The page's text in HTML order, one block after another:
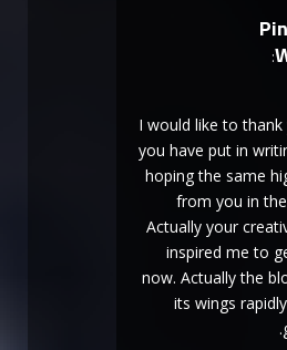
I would like to
you have put in
hoping the same
from you in
Actually your
inspired me to
now. Actually the
its wings